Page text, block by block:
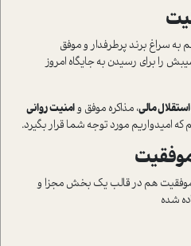
کار مجله موفقیت 425 هم به سراغ برند پرطرفدار و موفق
را برای رسیدن به جایگاه امروز
استقلال مالی، مذاکره موفق وامنیت روانی
که امیدواریم مورد توجه شما قرار بگیرد.
هم در قالب یک بخش مجزا و
شده